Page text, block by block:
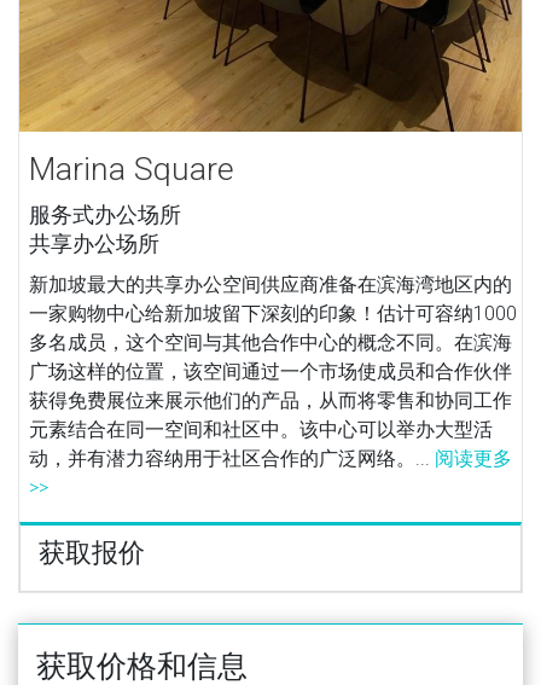
Marina Square
服务式办公场所
共享办公场所
新加坡最大的共享办公空间供应商准备在滨海湾地区内的
一家购物中心给新加坡留下深刻的印象！估计可容纳1000
多名成员，这个空间与其他合作中心的概念不同。在滨海
广场这样的位置，该空间通过一个市场使成员和合作伙伴
获得免费展位来展示他们的产品，从而将零售和协同工作
元素结合在同一空间和社区中。该中心可以举办大型活
动，并有潜力容纳用于社区合作的广泛网络。... 阅读更多
>>
获取报价
获取价格和信息